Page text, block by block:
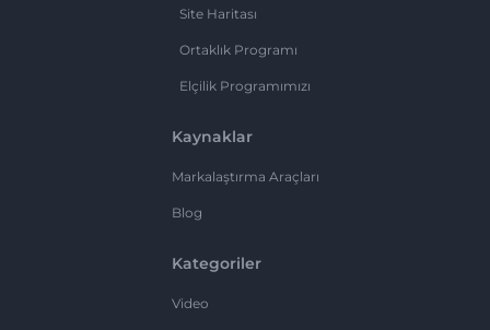
Site Haritası
Ortaklık Programı
Elçilik Programımızı
Kaynaklar
Markalaştırma Araçları
Blog
Kategoriler
Video